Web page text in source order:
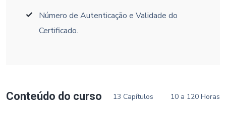
Número de Autenticação e Validade do
Certificado.
Conteúdo do curso 13 Capítulos 10 a 120 Horas